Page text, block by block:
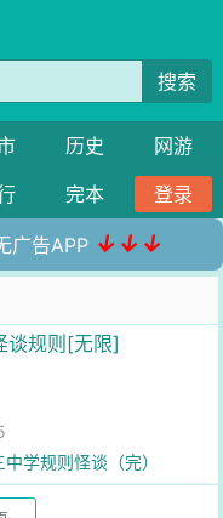
搜索
历史
网游
完本 登录
广告APP ↓↓↓
谈规则[无限]
学规则怪谈（完）